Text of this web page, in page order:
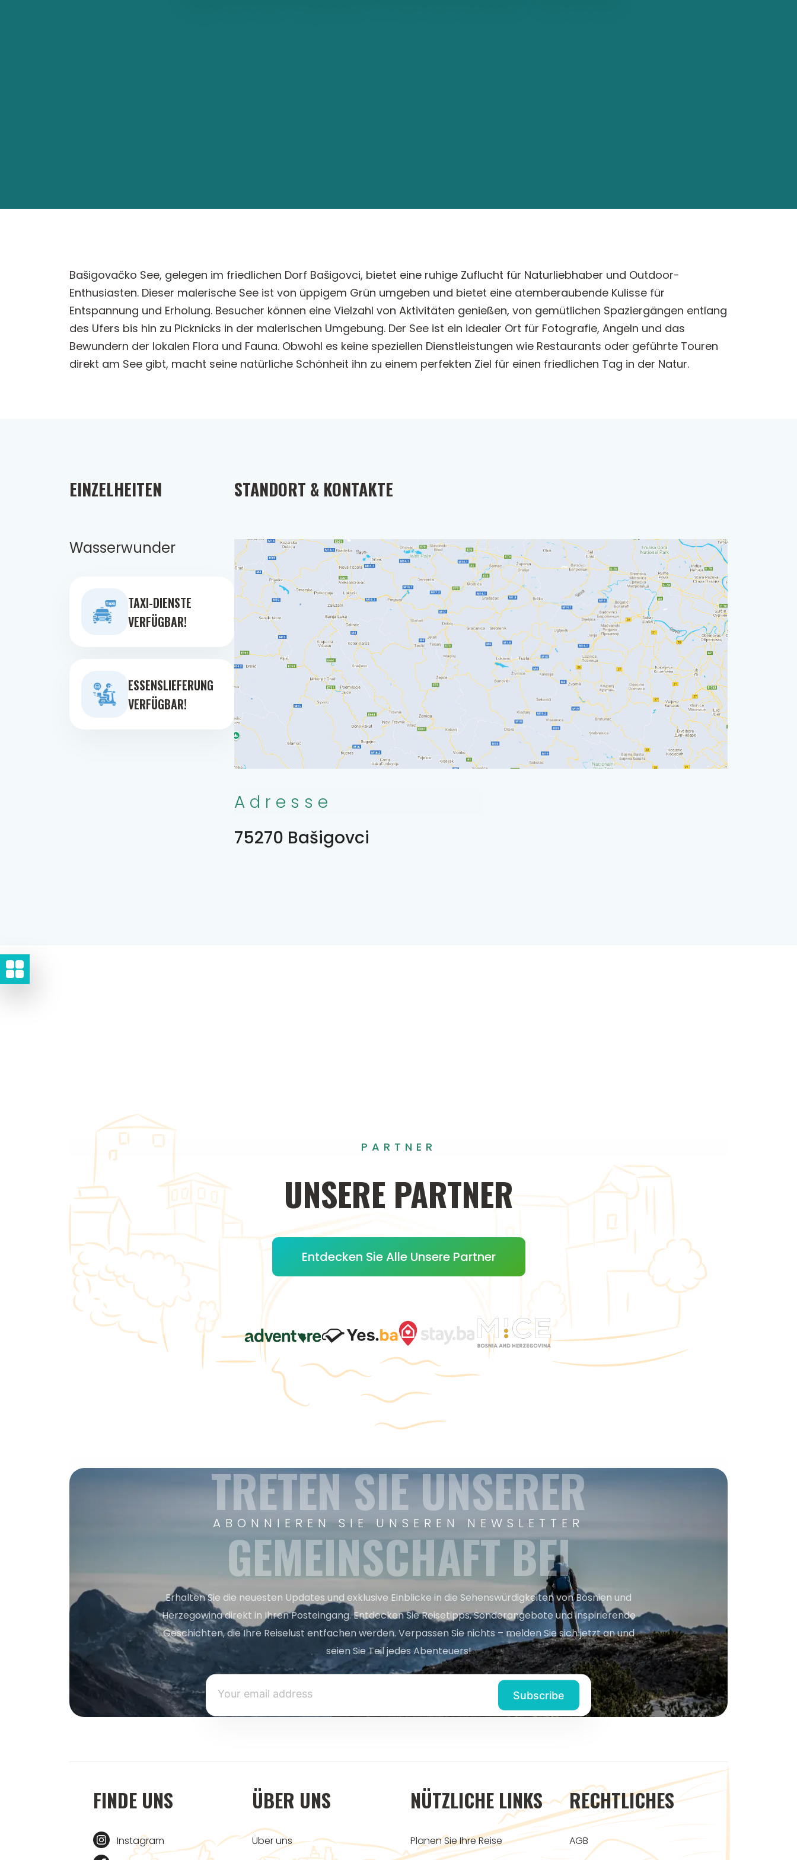
Bašigovačko See, gelegen im friedlichen Dorf Bašigovci, bietet eine ruhige Zuflucht für Naturliebhaber und Outdoor-
Enthusiasten. Dieser malerische See ist von üppigem Grün umgeben und bietet eine atemberaubende Kulisse für
Entspannung und Erholung. Besucher können eine Vielzahl von Aktivitäten genießen, von gemütlichen Spaziergängen entlang
des Ufers bis hin zu Picknicks in der malerischen Umgebung. Der See ist ein idealer Ort für Fotografie, Angeln und das
Bewundern der lokalen Flora und Fauna. Obwohl es keine speziellen Dienstleistungen wie Restaurants oder geführte Touren
direkt am See gibt, macht seine natürliche Schönheit ihn zu einem perfekten Ziel für einen friedlichen Tag in der Natur.
EINZELHEITEN
Wasserwunder
TAXI-DIENSTE
VERFÜGBAR!
ESSENSLIEFERUNG
VERFÜGBAR!
STANDORT & KONTAKTE
Adresse
75270 Bašigovci
PARTNER
UNSERE PARTNER
Entdecken Sie Alle Unsere Partner
ABONNIEREN SIE UNSEREN NEWSLETTER
TRETEN SIE UNSERER
GEMEINSCHAFT BEI
Erhalten Sie die neuesten Updates und exklusive Einblicke in die Sehenswürdigkeiten von Bosnien und
Herzegowina direkt in Ihren Posteingang. Entdecken Sie Reisetipps, Sonderangebote und inspirierende
Geschichten, die Ihre Reiselust entfachen werden. Verpassen Sie nichts – melden Sie sich jetzt an und
seien Sie Teil jedes Abenteuers!
FINDE UNS
Instagram
ÜBER UNS
Über uns
NÜTZLICHE LINKS
Planen Sie Ihre Reise
RECHTLICHES
AGB